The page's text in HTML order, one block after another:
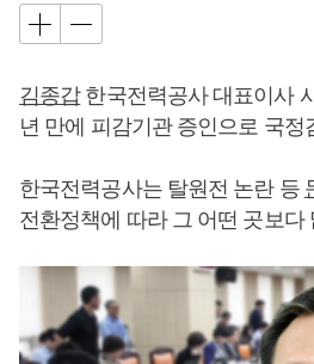
김종갑한국전력공사 대표이사
년 만에 피감기관 증인으로 국정
한국전력공사는 탈원전 논란 등
전환정책에 따라 그 어떤 곳보다